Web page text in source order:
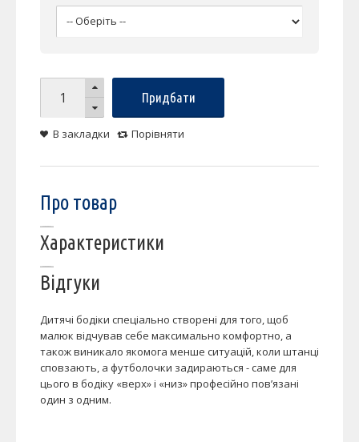
Придбати
В закладки Порівняти
Про товар
Характеристики
Відгуки
Дитячі бодіки спеціально створені для того, щоб
малюк відчував себе максимально комфортно, а
також виникало якомога менше ситуацій, коли штанці
сповзають, а футболочки задираються - саме для
цього в бодіку «верх» і «низ» професійно пов’язані
один з одним.